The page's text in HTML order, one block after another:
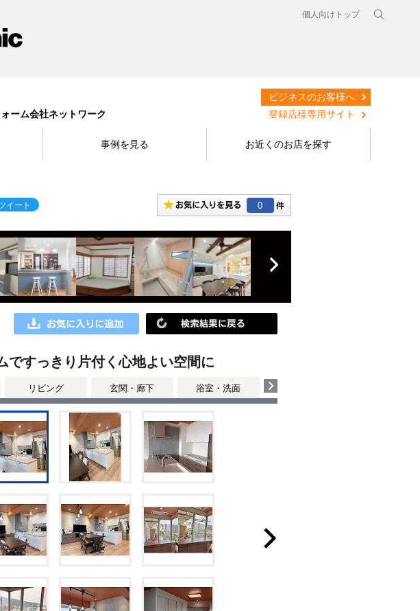
個人向けトップ
ーム会社ネットワーク
ビジネスのお客様へ
登録店様専用サイト
事例を見る お近くのお店を探す
0
ですっきり片付く心地よい空間に
リビング 玄関・廊下 浴室・洗面